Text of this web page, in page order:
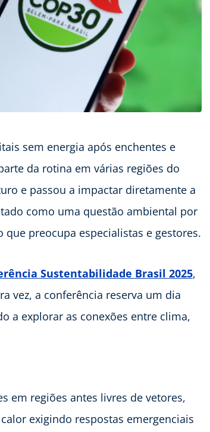
sem energia após enchentes e
da rotina em várias regiões do
e passou a impactar diretamente a
como uma questão ambiental por
preocupa especialistas e gestores.
Sustentabilidade Brasil 2025,
vez, a conferência reserva um dia
a explorar as conexões entre clima,
em regiões antes livres de vetores,
exigindo respostas emergenciais